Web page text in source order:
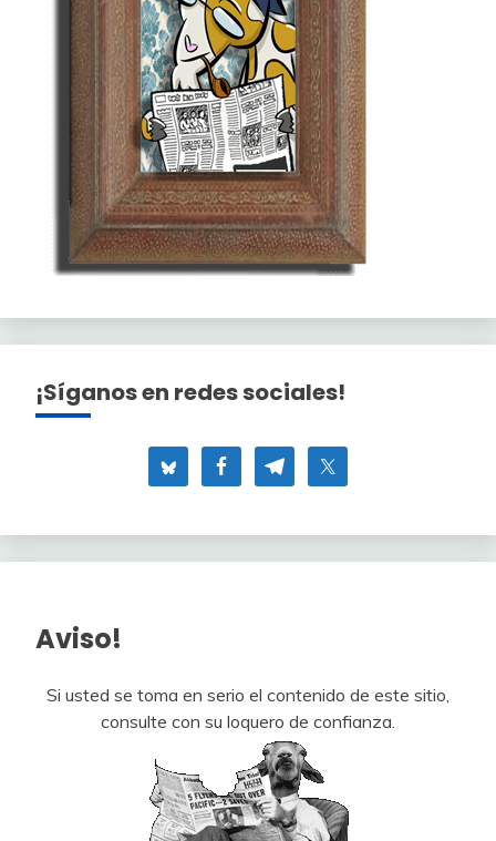
¡Síganos en redes sociales!
Aviso!
Si usted se toma en serio el contenido de este sitio,
consulte con su loquero de confianza.